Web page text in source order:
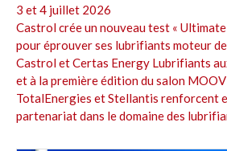
3 et 4 juillet 2026
Castrol crée un nouveau test «
pour éprouver ses lubrifiants moteur
Castrol et Certas Energy Lubrifiants
et à la première édition du salon
TotalEnergies et Stellantis renforcent
partenariat dans le domaine des